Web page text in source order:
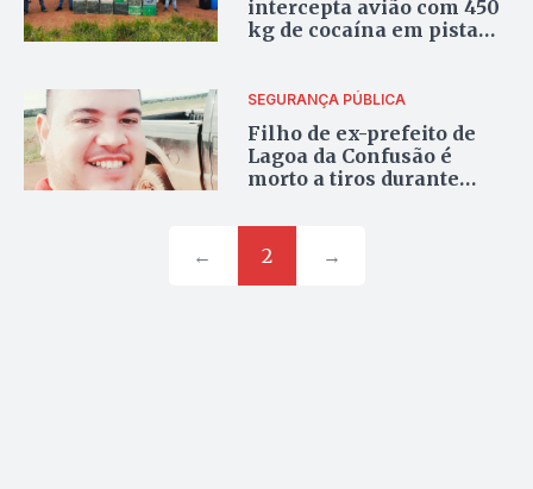
intercepta avião com 450
kg de cocaína em pista
SEGURANÇA PÚBLICA
Filho de ex-prefeito de
Lagoa da Confusão é
morto a tiros durante
← 2 →